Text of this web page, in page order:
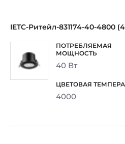
IETC-Ритейл-831174-40-4800
40 Вт
4000